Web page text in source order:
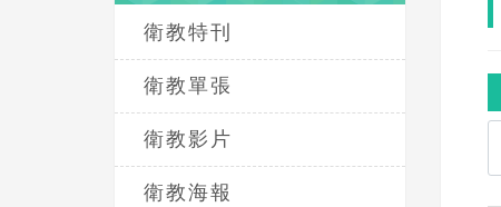
衛教特刊
衛教單張
衛教影片
衛教海報